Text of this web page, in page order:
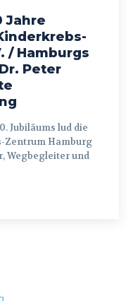
Jahre
/ Hamburgs
Peter
Zentrum Hamburg
Wegbegleiter und